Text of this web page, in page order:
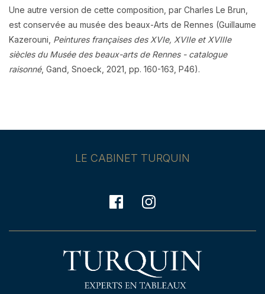
Une autre version de cette composition, par Charles Le Brun,
est conservée au musée des beaux-Arts de Rennes (Guillaume
Kazerouni, Peintures françaises des XVIe, XVIIe et XVIIIe
siècles du Musée des beaux-arts de Rennes - catalogue
raisonné, Gand, Snoeck, 2021, pp. 160-163, P46).
LE CABINET TURQUIN